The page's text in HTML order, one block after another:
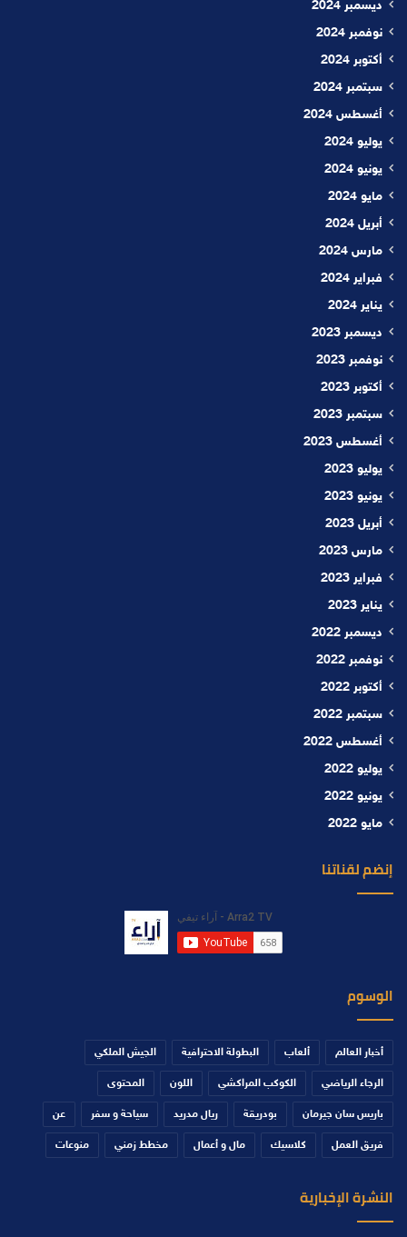
ديسمبر 2024
نوفمبر 2024
أكتوبر 2024
سبتمبر 2024
أغسطس 2024
يوليو 2024
يونيو 2024
مايو 2024
أبريل 2024
مارس 2024
فبراير 2024
يناير 2024
ديسمبر 2023
نوفمبر 2023
أكتوبر 2023
سبتمبر 2023
أغسطس 2023
يوليو 2023
يونيو 2023
أبريل 2023
مارس 2023
فبراير 2023
يناير 2023
ديسمبر 2022
نوفمبر 2022
أكتوبر 2022
سبتمبر 2022
أغسطس 2022
يوليو 2022
يونيو 2022
مايو 2022
إنضم لقناتنا
الوسوم
أخبار العالم ألعاب البطولة الاحترافية الجيش الملكي
الرجاء الرياضي الكوكب المراكشي اللون المحتوى
باريس سان جيرمان بودريقة ريال مدريد سياحة و سفر عن
فريق العمل كلاسيك مال و أعمال مخطط زمني منوعات
النشرة الإخبارية